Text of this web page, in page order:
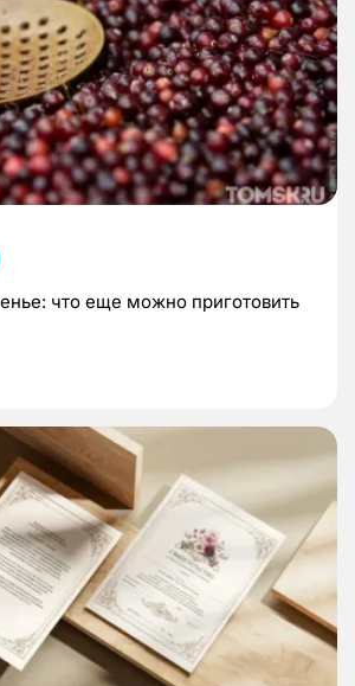
что еще можно приготовить